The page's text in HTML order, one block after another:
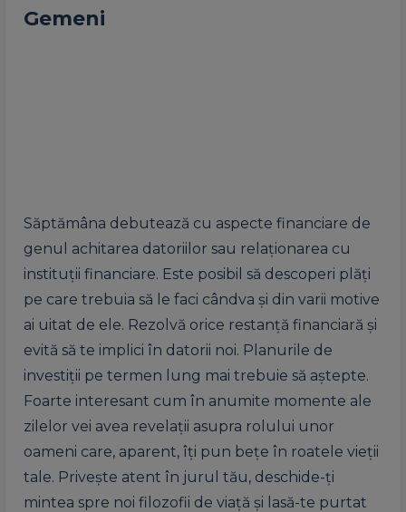
Gemeni
Săptămâna debutează cu aspecte financiare de
genul achitarea datoriilor sau relaționarea cu
instituții financiare. Este posibil să descoperi plăți
pe care trebuia să le faci cândva și din varii motive
ai uitat de ele. Rezolvă orice restanță financiară și
evită să te implici în datorii noi. Planurile de
investiții pe termen lung mai trebuie să aștepte.
Foarte interesant cum în anumite momente ale
zilelor vei avea revelații asupra rolului unor
oameni care, aparent, îți pun bețe în roatele vieții
tale. Privește atent în jurul tău, deschide-ți
mintea spre noi filozofii de viață și lasă-te purtat